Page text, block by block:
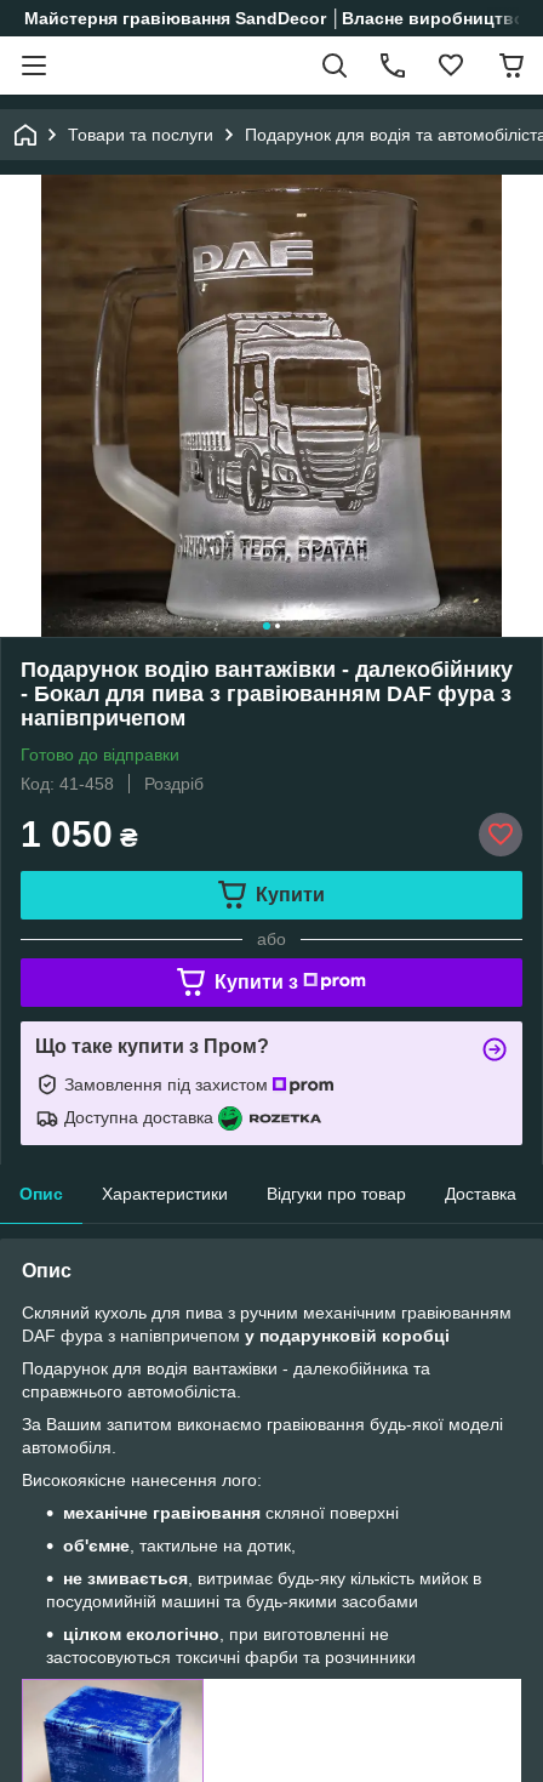
Майстерня гравіювання SandDecor │Власне виробництво│
Товари та послуги Подарунок для водія та
Подарунок водію вантажівки - далекобійнику
- Бокал для пива з гравіюванням DAF фура з
напівпричепом
Готово до відправки
Код: 41-458
Роздріб
1 050 ₴
Купити
або
Купити з
Що таке купити з Пром?
Замовлення під захистом
Доступна доставка
Опис Характеристики Відгуки про товар Доставка
Опис
Cкляний кухоль для пива з ручним механічним гравіюванням
DAF фура з напівпричепом у подарунковій коробці
Подарунок для водія вантажівки - далекобійника та
справжнього автомобіліста.
За Вашим запитом виконаємо гравіювання будь-якої моделі
автомобіля.
Високоякісне нанесення лого:
механічне гравіювання скляної поверхні
об'ємне , тактильне на дотик,
не змивається , витримає будь-яку кількість мийок в
посудомийній машині та будь-якими засобами
цілком екологічно , при виготовленні не
застосовуються токсичні фарби та розчинники